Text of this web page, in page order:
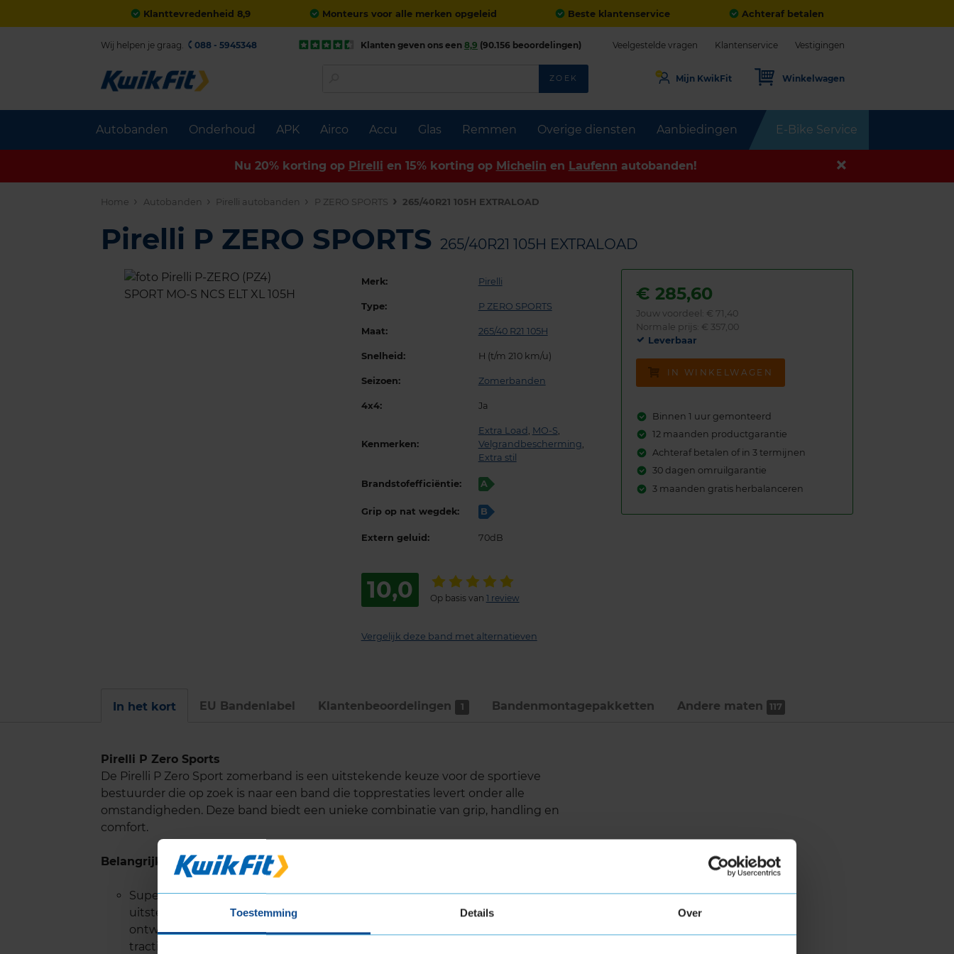
Toestemming Details Over
Klanttevredenheid 8,9 Monteurs voor alle merken opgeleid Beste klantenservice Achteraf betalen
Autobanden Onderhoud APK Airco Accu Glas Remmen Overige diensten Aanbiedingen E-Bike Service
Wij helpen je graag. 088 - 5945348 Klanten geven ons een 8,9 (90.156 beoordelingen) Veelgestelde vragen Klantenservice Vestigingen
ZOEK Mijn KwikFit Winkelwagen
Nu 20% korting op Pirelli en 15% korting op Michelin en Laufenn autobanden!
Home Autobanden Pirelli autobanden P ZERO SPORTS 265/40R21 105H EXTRALOAD
Pirelli P ZERO SPORTS 265/40R21 105H EXTRALOAD
Merk: Pirelli
Type: P ZERO SPORTS
Maat: 265/40 R21 105H
Snelheid: H (t/m 210 km/u)
Seizoen: Zomerbanden
4x4: Ja
Kenmerken:
Extra Load , MO-S,
Velgrandbescherming,
Extra stil
Brandstofefficiëntie: A
Grip op nat wegdek: B
Extern geluid: 70dB
10,0 Op basis van 1 review
Vergelijk deze band met alternatieven
€285,60
Jouw voordeel: € 71,40
Normale prijs: € 357,00
Leverbaar
IN WINKELWAGEN
Binnen 1 uur gemonteerd
12 maanden productgarantie
Achteraf betalen of in 3 termijnen
30 dagen omruilgarantie
3 maanden gratis herbalanceren
In het kort EU Bandenlabel Klantenbeoordelingen 1 Bandenmontage­pakketten Andere maten 117
Pirelli P Zero Sports
De Pirelli P Zero Sport zomerband is een uitstekende keuze voor de sportieve
bestuurder die op zoek is naar een band die topprestaties levert onder alle
omstandigheden. Deze band biedt een unieke combinatie van grip, handling en
comfort.
Belangrijke eigenschappen
Superieure Grip: Een geavanceerde loopvlaksamenstelling zorgt voor een
uitstekende grip op zowel droge als natte wegen. Het unieke asymmetrische
ontwerp zorgt voor maximale contact met de weg, wat resulteert in verbeterde
tractie en controle, vooral in bochten en bij hoge snelheden.